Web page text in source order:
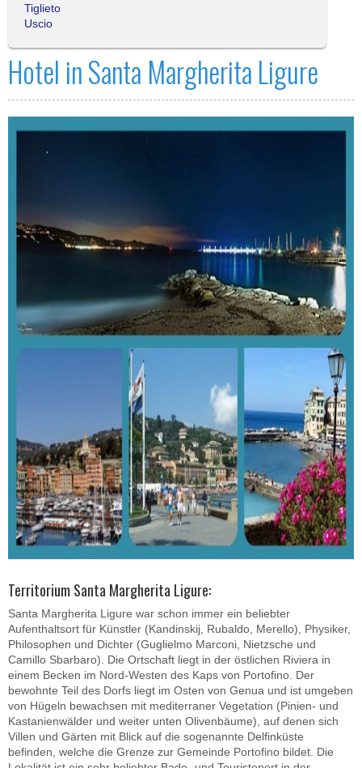
Tiglieto
Uscio
Hotel in Santa Margherita Ligure
Territorium Santa Margherita Ligure:
Santa Margherita Ligure war schon immer ein beliebter
Aufenthaltsort für Künstler (Kandinskij, Rubaldo, Merello), Physiker,
Philosophen und Dichter (Guglielmo Marconi, Nietzsche und
Camillo Sbarbaro). Die Ortschaft liegt in der östlichen Riviera in
einem Becken im Nord-Westen des Kaps von Portofino. Der
bewohnte Teil des Dorfs liegt im Osten von Genua und ist umgeben
von Hügeln bewachsen mit mediterraner Vegetation (Pinien- und
Kastanienwälder und weiter unten Olivenbäume), auf denen sich
Villen und Gärten mit Blick auf die sogenannte Delfinküste
befinden, welche die Grenze zur Gemeinde Portofino bildet. Die